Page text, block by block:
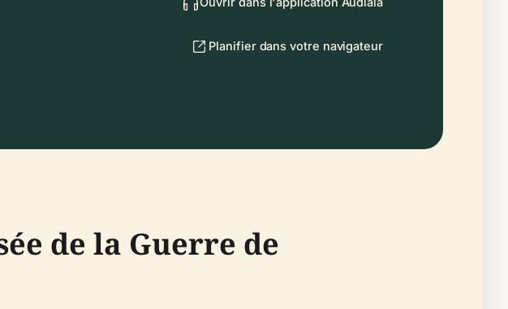
Planifier dans votre navigateur
de la Guerre de